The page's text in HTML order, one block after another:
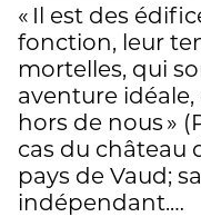
« Il est des
fonction, leur
mortelles, qui
aventure
hors de nous »
cas du château
pays de Vaud;
indépendant.…